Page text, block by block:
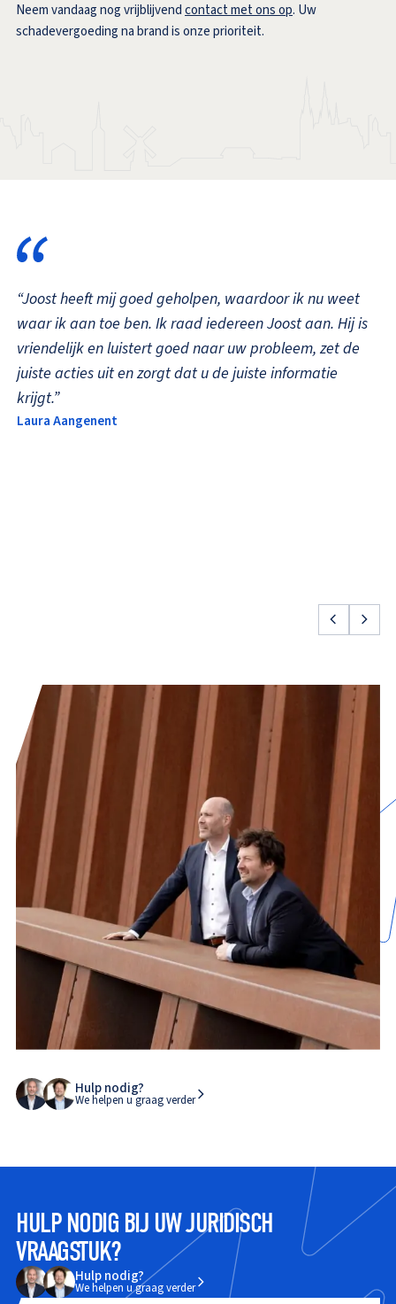
Neem vandaag nog vrijblijvendcontact met ons op. Uw
schadevergoeding na brand is onze prioriteit.
“Joost heeft mij goed geholpen, waardoor ik nu weet
waar ik aan toe ben. Ik raad iedereen Joost aan. Hij is
vriendelijk en luistert goed naar uw probleem, zet de
juiste acties uit en zorgt dat u de juiste informatie
krijgt.”
Laura Aangenent
Hulp nodig?
We helpen u graag verder
HULP NODIG BIJ UW JURIDISCH
VRAAGSTUK?
Hulp nodig?
We helpen u graag verder